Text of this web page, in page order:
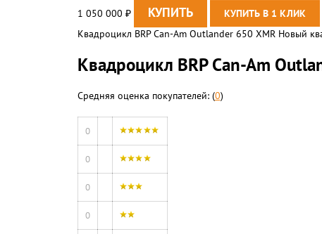
1 050 000 ₽
Квадроцикл BRP Can-Am Outlander 650 XMR Новый
Квадроцикл BRP Can-Am
Средняя оценка покупателей: (0)
0
0
0
0